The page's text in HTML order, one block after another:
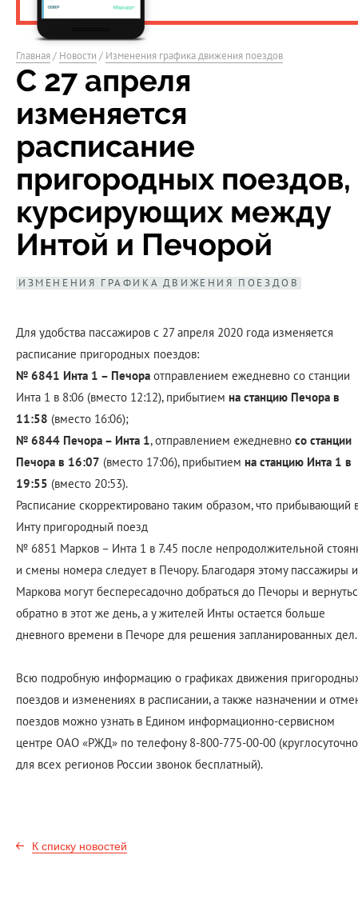
Главная/ Новости / Изменения графика движения поездов
С 27 апреля
изменяется
расписание
пригородных поездов,
курсирующих между
Интой и Печорой
ИЗМЕНЕНИЯ ГРАФИКА ДВИЖЕНИЯ ПОЕЗДОВ
Для удобства пассажиров с 27 апреля 2020 года изменяется
расписание пригородных поездов:
№ 6841 Инта 1 – Печора отправлением ежедневно со станции
Инта 1 в 8:06 (вместо 12:12), прибытием на станцию Печора в
11:58 (вместо 16:06);
№ 6844 Печора – Инта 1, отправлением ежедневно со станции
Печора в 16:07 (вместо 17:06), прибытием на станцию Инта 1 в
19:55 (вместо 20:53).
Расписание скорректировано таким образом, что прибывающий
Инту пригородный поезд
№ 6851 Марков – Инта 1 в 7.45 после непродолжительной
и смены номера следует в Печору. Благодаря этому пассажиры
Маркова могут беспересадочно добраться до Печоры и
обратно в этот же день, а у жителей Инты остается больше
дневного времени в Печоре для решения запланированных дел.
Всю подробную информацию о графиках движения
поездов и изменениях в расписании, а также назначении и
поездов можно узнать в Едином информационно-сервисном
центре ОАО «РЖД» по телефону 8-800-775-00-00
для всех регионов России звонок бесплатный).
К списку новостей